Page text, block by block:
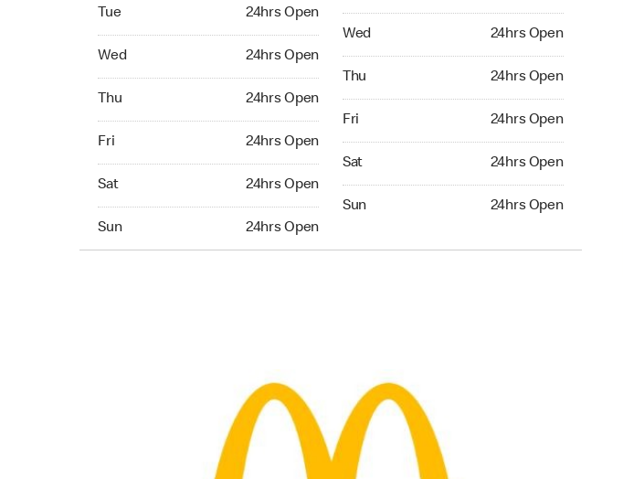
Tue 24hrs Open
Wed 24hrs Open
Thu 24hrs Open
Fri 24hrs Open
Sat 24hrs Open
Sun 24hrs Open
Wed 24hrs Open
Thu 24hrs Open
Fri 24hrs Open
Sat 24hrs Open
Sun 24hrs Open